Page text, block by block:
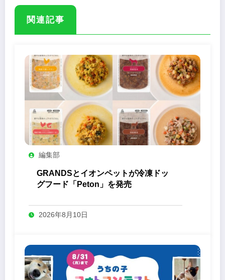
関連記事
編集部
GRANDSとイオンペットが冷凍ドッ
グフード「Peton」を発売
2026年8月10日